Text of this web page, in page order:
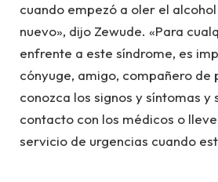
cuando empezó a oler el
nuevo», dijo Zewude. «Para
enfrente a este síndrome, es
cónyuge, amigo, compañero de
conozca los signos y síntomas y
contacto con los médicos o
servicio de urgencias cuando